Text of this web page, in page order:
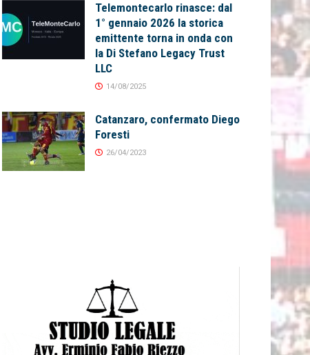
Telemontecarlo rinasce: dal
1° gennaio 2026 la storica
emittente torna in onda con
la Di Stefano Legacy Trust
LLC
14/08/2025
Catanzaro, confermato Diego
Foresti
26/04/2023